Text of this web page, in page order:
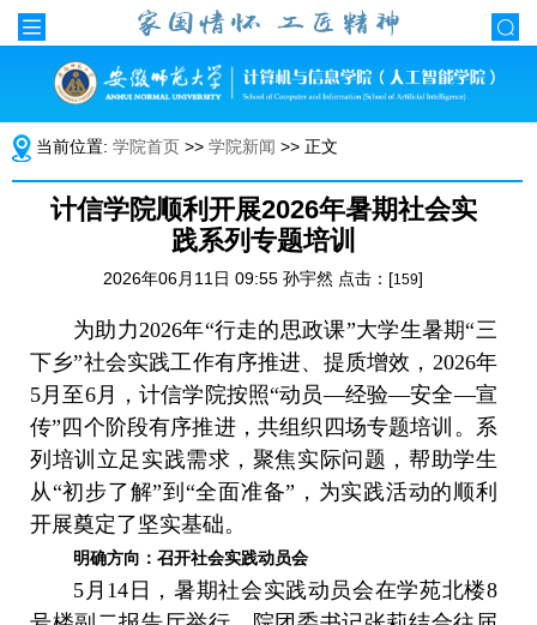
当前位置: 学院首页 >> 学院新闻 >> 正文
计信学院顺利开展2026年暑期社会实
践系列专题培训
2026年06月11日 09:55 孙宇然 点击：[159]
为助力2026年“行走的思政课”大学生暑期“三
下乡”社会实践工作有序推进、提质增效，2026年
5月至6月，计信学院按照“动员—经验—安全—宣
传”四个阶段有序推进，共组织四场专题培训。系
列培训立足实践需求，聚焦实际问题，帮助学生
从“初步了解”到“全面准备”，为实践活动的顺利
开展奠定了坚实基础。
明确方向：召开社会实践动员会
5月14日，暑期社会实践动员会在学苑北楼8